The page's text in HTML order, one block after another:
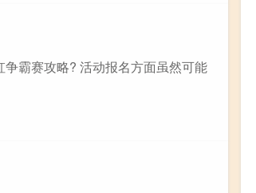
争霸赛攻略? 活动报名方面虽然可能